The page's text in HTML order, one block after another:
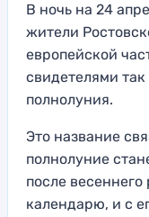
В ночь на 24
жители
европейской
свидетелями
полнолуния.
Это название
полнолуние
после
календарю, и с